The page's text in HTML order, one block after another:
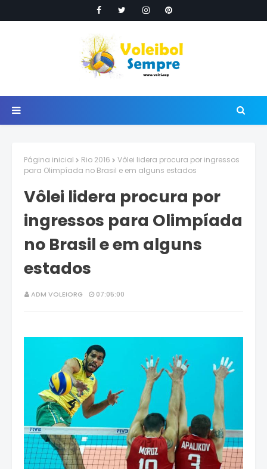
Página inicial Rio 2016
Vôlei lidera procura por ingressos
para Olimpíada no Brasil e em alguns estados
Vôlei lidera procura por
ingressos para Olimpíada
no Brasil e em alguns
estados
ADM VOLEIORG 07:05:00